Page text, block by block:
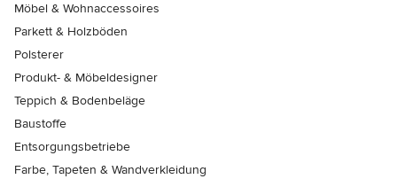
Möbel & Wohnaccessoires
Parkett & Holzböden
Polsterer
Produkt- & Möbeldesigner
Teppich & Bodenbeläge
Baustoffe
Entsorgungsbetriebe
Farbe, Tapeten & Wandverkleidung